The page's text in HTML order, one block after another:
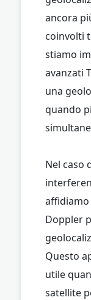
ancora
coinvolti
stiamo
avanzati
una
quando
Nel caso
affidiamo
Doppler
Questo
utile
satellite